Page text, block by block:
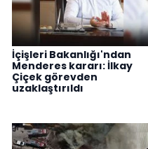
İçişleri Bakanlığı'ndan
Menderes kararı: İlkay
Çiçek görevden
uzaklaştırıldı